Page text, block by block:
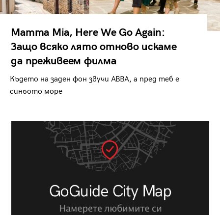
Mamma Mia, Here We Go Again:
Защо всяко лято отново искаме
да преживеем филма
Където на заден фон звучи ABBA, а пред теб е
синьото море